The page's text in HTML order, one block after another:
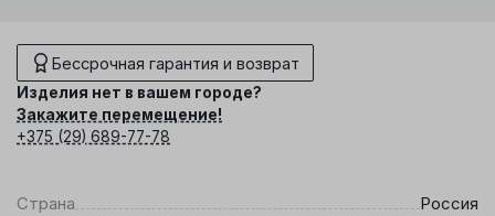
Бессрочная гарантия и возврат
Изделия нет в вашем городе?
Закажите перемещение!
+375 (29) 689-77-78
Страна
Россия